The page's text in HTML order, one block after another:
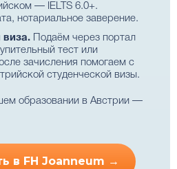
— IELTS 6.0+.
нотариальное заверение.
виза. Подаём через портал
тест или
зачисления помогаем с
студенческой визы.
образовании в Австрии —
в FH Joanneum →